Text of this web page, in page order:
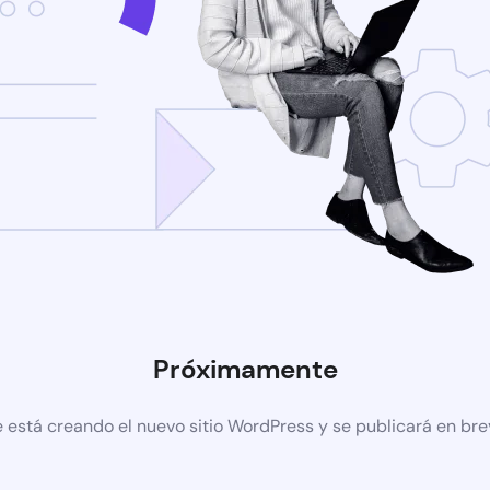
Próximamente
está creando el nuevo sitio WordPress y se publicará en